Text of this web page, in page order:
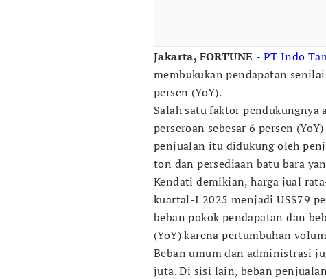
Jakarta, FORTUNE - PT Indo
membukukan pendapatan
persen (YoY).
Salah satu faktor
perseroan sebesar 6 persen
penjualan itu didukung oleh
ton dan persediaan batu bara
Kendati demikian, harga jual
kuartal-I 2025 menjadi US$79
beban pokok pendapatan dan
(YoY) karena pertumbuhan
Beban umum dan administrasi
juta. Di sisi lain, beban